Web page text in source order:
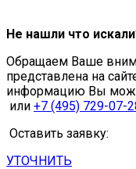
Не нашли что
Обращаем Ваше
представлена на
информацию Вы
или +7 (495) 729-07-
Оставить заявку:
УТОЧНИТЬ